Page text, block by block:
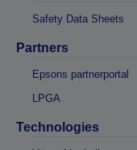
Safety Data Sheets
Partners
Epsons partnerportal
LPGA
Technologies